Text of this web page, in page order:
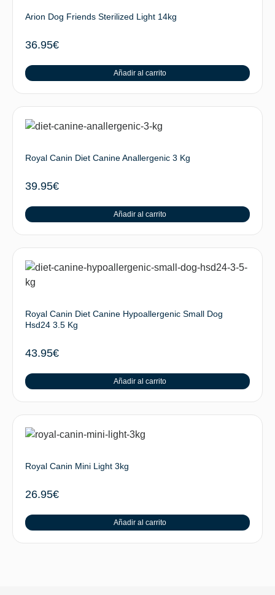
Arion Dog Friends Sterilized Light 14kg
36.95€
Añadir al carrito
Royal Canin Diet Canine Anallergenic 3 Kg
39.95€
Añadir al carrito
Royal Canin Diet Canine Hypoallergenic Small Dog
Hsd24 3.5 Kg
43.95€
Añadir al carrito
Royal Canin Mini Light 3kg
26.95€
Añadir al carrito